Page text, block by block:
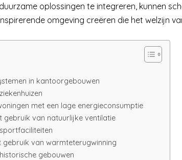
oplossingen te integreren, kunnen
omgeving creëren die het welzijn
in kantoorgebouwen
met een lage energieconsumptie
gebruik van natuurlijke ventilatie
van warmteterugwinning
gebouwen